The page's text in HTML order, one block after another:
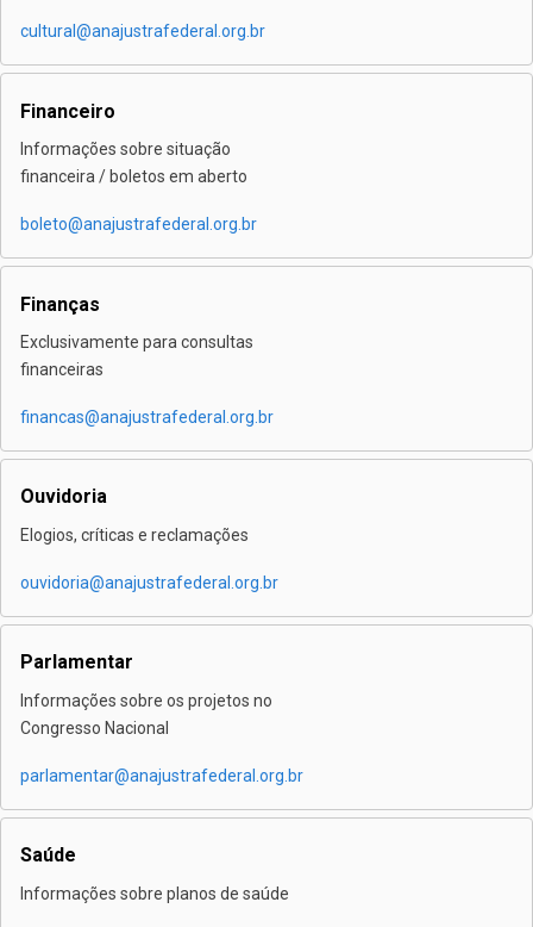
cultural@anajustrafederal.org.br
Financeiro
Informações sobre situação
financeira / boletos em aberto
boleto@anajustrafederal.org.br
Finanças
Exclusivamente para consultas
financeiras
financas@anajustrafederal.org.br
Ouvidoria
Elogios, críticas e reclamações
ouvidoria@anajustrafederal.org.br
Parlamentar
Informações sobre os projetos no
Congresso Nacional
parlamentar@anajustrafederal.org.br
Saúde
Informações sobre planos de saúde